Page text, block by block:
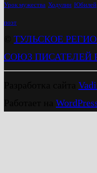
Урок мужества Ходулин Юбилей
поэт
ТУЛЬСКОЕ
СОЮЗ ПИСАТЕЛЕЙ